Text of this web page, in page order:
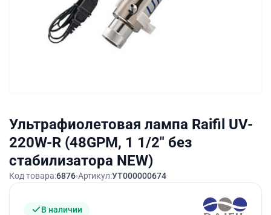
Ультрафиолетовая лампа Raifil UV-
220W-R (48GPM, 1 1/2″ без
стабилизатора NEW)
Код товара:6876 Артикул:УТ000000674
В наличии